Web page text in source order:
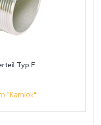
Typ F
"Kamlok"